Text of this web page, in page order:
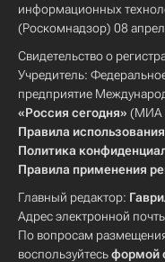
информационных
(Роскомнадзор) 08
Свидетельство о
Учредитель:
предприятие
«Россия сегодня» (МИА
Правила
Политика
Правила применения
Главный редактор:
Адрес электронной
По вопросам
воспользуйтесьформой